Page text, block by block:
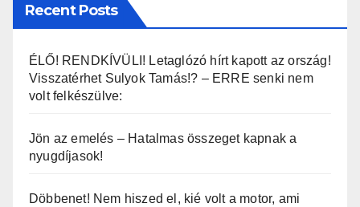
Recent Posts
ÉLŐ! RENDKÍVÜLI! Letaglózó hírt kapott az ország!
Visszatérhet Sulyok Tamás!? – ERRE senki nem
volt felkészülve:
Jön az emelés – Hatalmas összeget kapnak a
nyugdíjasok!
Döbbenet! Nem hiszed el, kié volt a motor, ami